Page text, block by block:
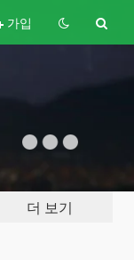
가입
더 보기